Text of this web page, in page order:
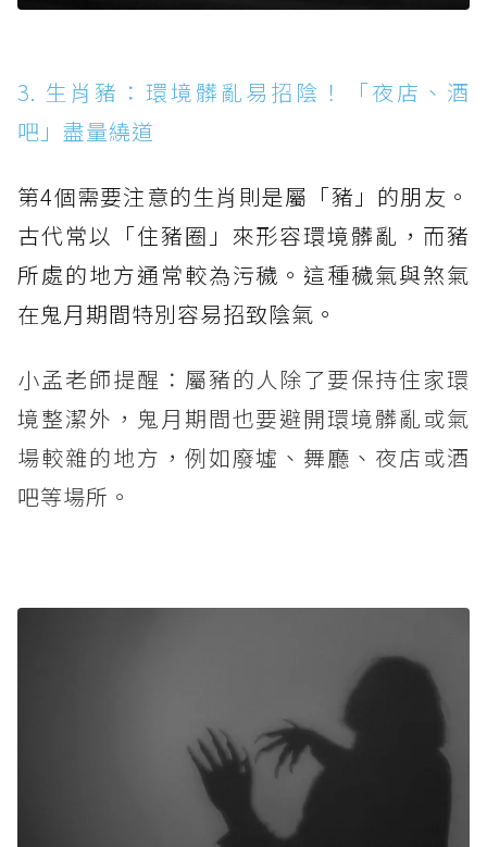
3. 生肖豬：環境髒亂易招陰！「夜店、酒
吧」盡量繞道
第4個需要注意的生肖則是屬「豬」的朋友。
古代常以「住豬圈」來形容環境髒亂，而豬
所處的地方通常較為污穢。這種穢氣與煞氣
在鬼月期間特別容易招致陰氣。
小孟老師提醒：屬豬的人除了要保持住家環
境整潔外，鬼月期間也要避開環境髒亂或氣
場較雜的地方，例如廢墟、舞廳、夜店或酒
吧等場所。